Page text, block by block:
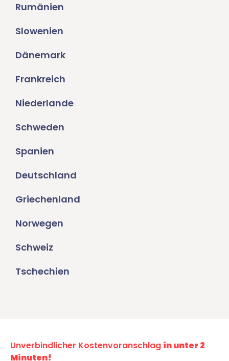
Rumänien
Slowenien
Dänemark
Frankreich
Niederlande
Schweden
Spanien
Deutschland
Griechenland
Norwegen
Schweiz
Tschechien
Unverbindlicher Kostenvoranschlag in unter 2
Minuten!